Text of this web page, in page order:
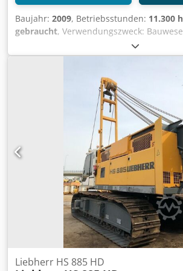
von zertifizierten Fachleuten geprüft
Besichtigung und Inspektion sind auf
Standort & Lieferung: 📍 Standort:
Weltweite Lieferung möglich 💰 Preis:
MwSt. Zuverlässige Maschinen aus
vollständiger Wartungshistorie und
technischer Unterstützung. Profitieren
größten europäischen Lagerbestände an
gebrauchten Maschinen. Alle Maschinen
zertifiziert und sofort einsatzbereit.
professionelle Unterstützung sind auf
Chjdpfxjzqy H Nj Agqsa 🚚 Lieferung: •
Anfrage für eine reibungslose
Abholung • Flexible
Ihren Zielort und Ihre logistischen
gesamte Transport wird professionell
Logistikteam von Collé Rental & Sales
Baujahr: 2009, Betriebsstunden: 11.300 h
gebraucht, Verwendungszweck:
sich an Mohamad Fattah Ahmad, um
Informationen zu erhalten.
Verrohrungsanlage MAN Motor LD 2842
2x 30To Winde mit 36mm Seilen Csdpsh
25 to Einzelhaken Basisausleger, Mast:
Liebherr HS 885 HD